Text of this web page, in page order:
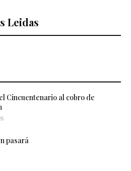
Leidas
Cincuentenario al cobro de
pasará